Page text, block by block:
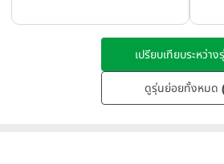
เปรียบเทียบระหว่า
ดูรุ่นย่อยทั้งหมด